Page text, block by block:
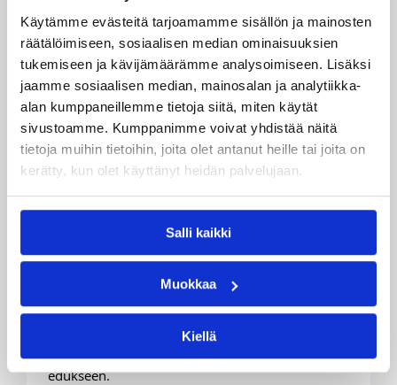
Käytämme evästeitä tarjoamamme sisällön ja mainosten
räätälöimiseen, sosiaalisen median ominaisuuksien
tukemiseen ja kävijämäärämme analysoimiseen. Lisäksi
jaamme sosiaalisen median, mainosalan ja analytiikka-
alan kumppaneillemme tietoja siitä, miten käytät
sivustoamme. Kumppanimme voivat yhdistää näitä
tietoja muihin tietoihin, joita olet antanut heille tai joita on
kerätty, kun olet käyttänyt heidän palvelujaan.
Salli kaikki
Muokkaa
Kiellä
Maajoukkueet 22.05.2023 09:27
Aatu Kivimäki heitti
joukkueensa voiton päähän
noususta
Aatu Kivimäen edustama ja Daniel Janssonin
Tigers Tübingen on voiton päässä noususta
Saksan Bundesliigaan. Suomalaisvalmentajien
joukkueet esiintyivät jälleen muutenkin
edukseen.